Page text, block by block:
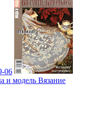
06
и модель Вязание